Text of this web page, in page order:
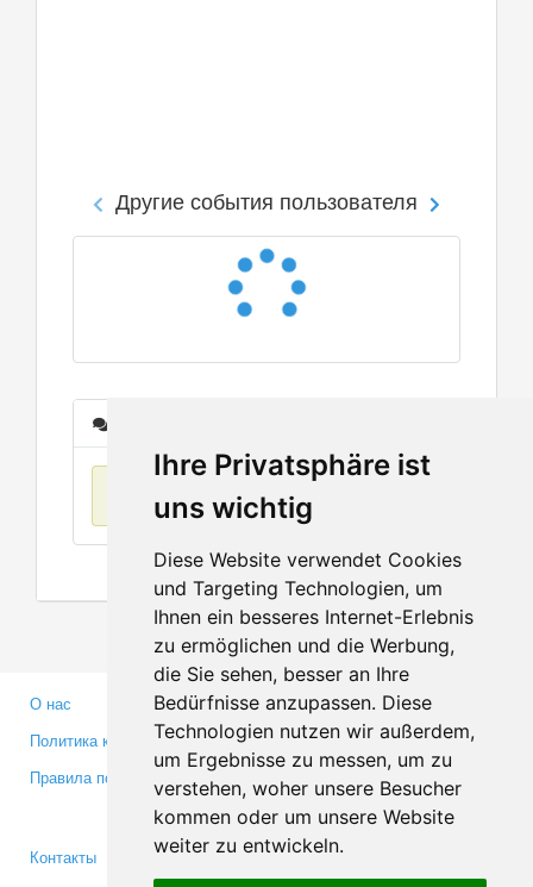
Ihre Privatsphäre ist
uns wichtig
Diese Website verwendet Cookies
und Targeting Technologien, um
Ihnen ein besseres Internet-Erlebnis
zu ermöglichen und die Werbung,
die Sie sehen, besser an Ihre
Bedürfnisse anzupassen. Diese
Technologien nutzen wir außerdem,
um Ergebnisse zu messen, um zu
verstehen, woher unsere Besucher
kommen oder um unsere Website
weiter zu entwickeln.
Другие события пользователя
О нас
Политика конфиденциальности
Правила пользования
Партнерам
Инвесторам
Медиа
Контакты
Facebook